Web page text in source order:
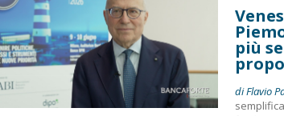
più
di Flavio